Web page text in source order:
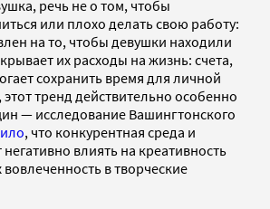
речь не о том, чтобы
или плохо делать свою работу:
на то, чтобы девушки находили
их расходы на жизнь: счета,
сохранить время для личной
тренд действительно особенно
— исследование Вашингтонского
, что конкурентная среда и
влиять на креативность
в творческие